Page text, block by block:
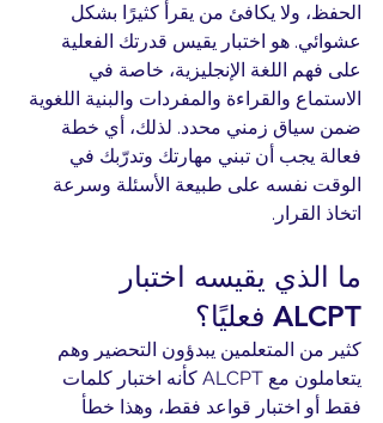
الحفظ، ولا يكافئ من يقرأ كثيرًا بشكل
عشوائي. هو اختبار يقيس قدرتك الفعلية
على فهم اللغة الإنجليزية، خاصة في
الاستماع والقراءة والمفردات والبنية اللغوية
ضمن سياق زمني محدد. لذلك، أي خطة
فعالة يجب أن تبني مهارتك وتدرّبك في
الوقت نفسه على طبيعة الأسئلة وسرعة
اتخاذ القرار.
ما الذي يقيسه اختبار
ALCPT فعليًا؟
كثير من المتعلمين يبدؤون التحضير وهم
يتعاملون مع ALCPT كأنه اختبار كلمات
فقط أو اختبار قواعد فقط، وهذا خطأ